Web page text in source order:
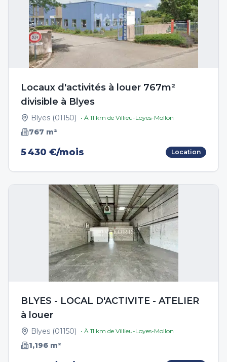
Locaux d'activités à louer 767m²
divisible à Blyes
Blyes (01150) • À 11 km de Villieu-Loyes-Mollon
767 m²
5 430 €/mois Location
BLYES - LOCAL D'ACTIVITE - ATELIER
à louer
Blyes (01150) • À 11 km de Villieu-Loyes-Mollon
1,196 m²